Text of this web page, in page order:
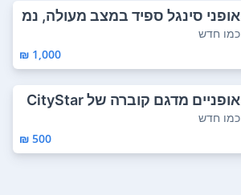
אופני סינגל ספיד במצב מעולה, נמ
כרים בגלל...
כמו חדש
1,000 ₪
אופניים מדגם קוברה של CityStar
כמו חדש
500 ₪